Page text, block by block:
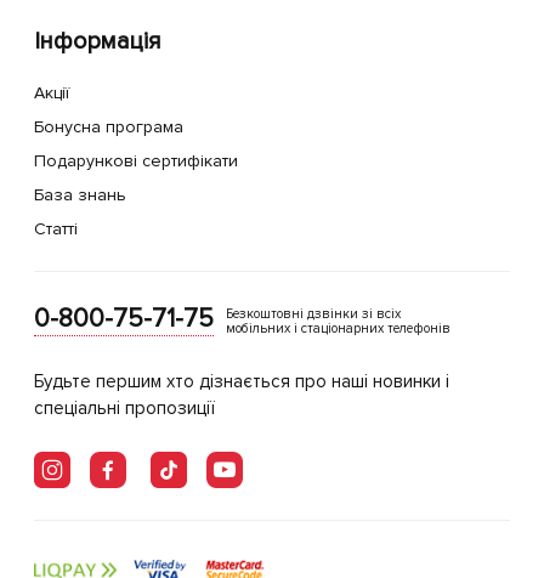
Інформація
Акції
Бонусна програма
Подарункові сертифікати
База знань
Статті
0-800-75-71-75
Безкоштовні дзвінки зі всіх
мобільних і стаціонарних телефонів
Будьте першим хто дізнається про наші новинки і
спеціальні пропозиції